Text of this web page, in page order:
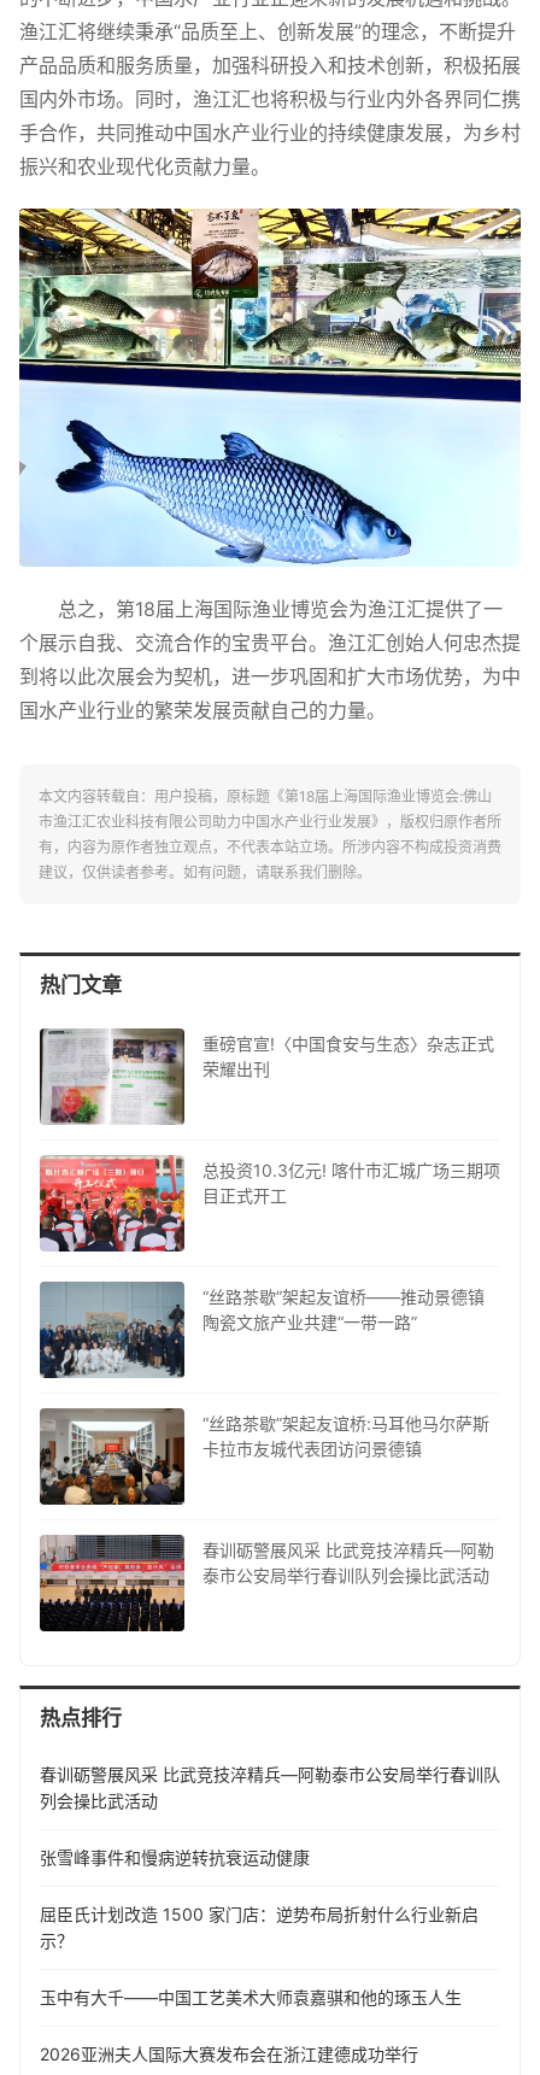
渔江汇将继续秉承“品质至上、创新发展”的理念，不断提升
产品品质和服务质量，加强科研投入和技术创新，积极拓展
国内外市场。同时，渔江汇也将积极与行业内外各界同仁携
手合作，共同推动中国水产业行业的持续健康发展，为乡村
振兴和农业现代化贡献力量。
总之，第18届上海国际渔业博览会为渔江汇提供了一
个展示自我、交流合作的宝贵平台。渔江汇创始人何忠杰提
到将以此次展会为契机，进一步巩固和扩大市场优势，为中
国水产业行业的繁荣发展贡献自己的力量。
本文内容转载自：用户投稿，原标题《第18届上海国际渔业博览会:佛山
市渔江汇农业科技有限公司助力中国水产业行业发展》，版权归原作者所
有，内容为原作者独立观点，不代表本站立场。所涉内容不构成投资消费
建议，仅供读者参考。如有问题，请联系我们删除。
热门文章
重磅官宣!〈中国食安与生态〉杂志正式
荣耀出刊
总投资10.3亿元! 喀什市汇城广场三期项
目正式开工
“丝路茶歇”架起友谊桥——推动景德镇
陶瓷文旅产业共建“一带一路”
“丝路茶歇”架起友谊桥:马耳他马尔萨斯
卡拉市友城代表团访问景德镇
春训砺警展风采 比武竞技淬精兵—阿勒
泰市公安局举行春训队列会操比武活动
热点排行
春训砺警展风采 比武竞技淬精兵—阿勒泰市公安局举行春训队
列会操比武活动
张雪峰事件和慢病逆转抗衰运动健康
屈臣氏计划改造 1500 家门店：逆势布局折射什么行业新启
示？
玉中有大千——中国工艺美术大师袁嘉骐和他的琢玉人生
​2026亚洲夫人国际大赛发布会在浙江建德成功举行